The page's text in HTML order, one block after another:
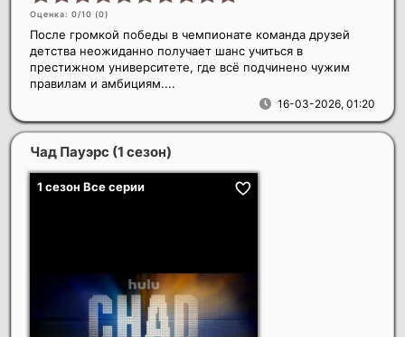
Оценка: 0/10 (0)
16-03-2026, 01:20
После громкой победы в чемпионате команда друзей
детства неожиданно получает шанс учиться в
престижном университете, где всё подчинено чужим
правилам и амбициям....
Чад Пауэрс (1 сезон)